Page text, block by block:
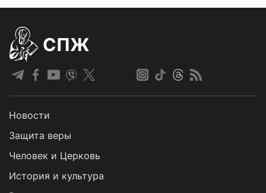
СПЖ
Новости
Защита веры
Человек и Церковь
История и культура